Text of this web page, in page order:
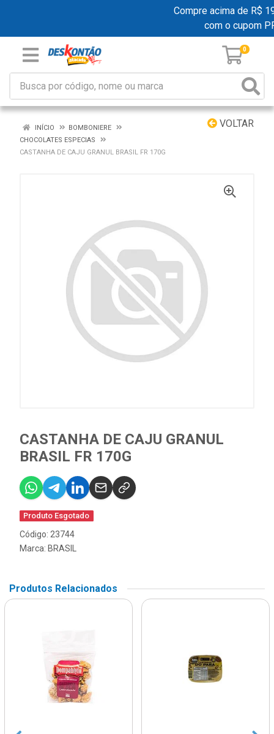
Compre acima de R$
com o cupom
0
VOLTAR
INÍCIO
BOMBONIERE
CHOCOLATES ESPECIAS
CASTANHA DE CAJU GRANUL BRASIL FR 170G
CASTANHA DE CAJU GRANUL
BRASIL FR 170G
Produto Esgotado
Código: 23744
Marca: BRASIL
Produtos Relacionados